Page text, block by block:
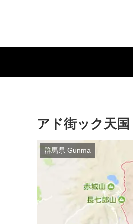
アド街ック天
群馬県 Gunma